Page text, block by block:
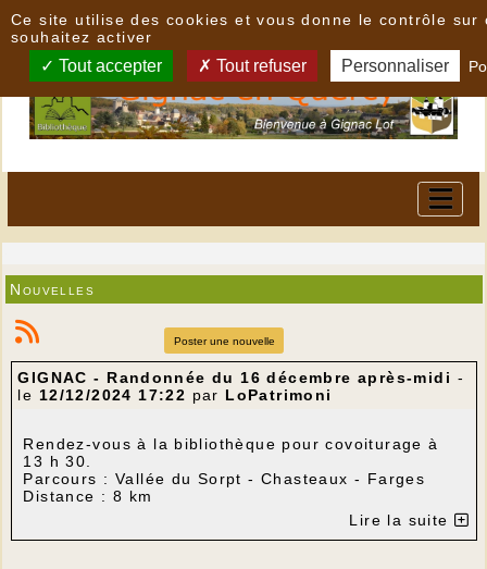
Nouvelles
Poster une nouvelle
GIGNAC - Randonnée du 16 décembre après-midi -
le 12/12/2024 17:22 par LoPatrimoni
Rendez-vous à la bibliothèque pour covoiturage à
13 h 30.
Parcours : Vallée du Sorpt - Chasteaux - Farges
Distance : 8 km
Lire la suite
Ce site utilise des cookies et vous donne le contrôle sur
souhaitez activer
Tout accepter Tout refuser Personnaliser